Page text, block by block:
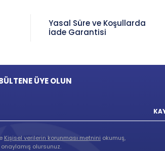
Yasal Süre ve Koşullarda
İade Garantisi
ÜYE OLUN
Kişisel verilerin korunması metnini okumuş,
onaylamış olursunuz.